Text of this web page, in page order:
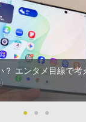
？ エンタメ目線で考
● ● ●